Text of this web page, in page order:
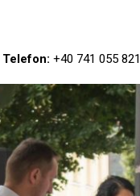
Telefon: +40 741 055 821